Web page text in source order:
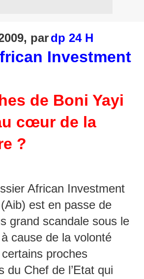
pardp 24 H
Investment
de Boni Yayi
cœur de la
?
African Investment
est en passe de
grand scandale sous le
cause de la volonté
proches
du Chef de l’Etat qui